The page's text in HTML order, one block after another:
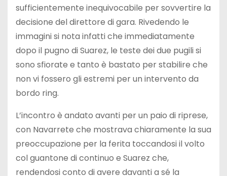
sufficientemente inequivocabile per sovvertire la
decisione del direttore di gara. Rivedendo le
immagini si nota infatti che immediatamente
dopo il pugno di Suarez, le teste dei due pugili si
sono sfiorate e tanto è bastato per stabilire che
non vi fossero gli estremi per un intervento da
bordo ring.
L’incontro è andato avanti per un paio di riprese,
con Navarrete che mostrava chiaramente la sua
preoccupazione per la ferita toccandosi il volto
col guantone di continuo e Suarez che,
rendendosi conto di avere davanti a sé la